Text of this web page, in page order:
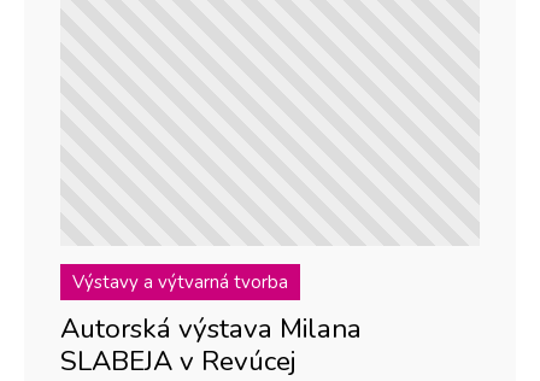
Výstavy a výtvarná tvorba
Autorská výstava Milana
SLABEJA v Revúcej